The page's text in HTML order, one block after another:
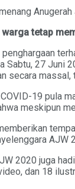
tetap
Sabtu, 27 Juni
secara
19 pula
meskipun
AJW
2020 juga
dan 18